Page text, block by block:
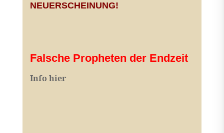
NEUERSCHEINUNG!
Falsche Propheten der Endzeit
Info hier